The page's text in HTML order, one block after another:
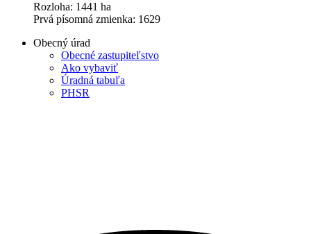
Rozloha: 1441 ha
Prvá písomná zmienka: 1629
Obecný úrad
Obecné zastupiteľstvo
Ako vybaviť
Úradná tabuľa
PHSR